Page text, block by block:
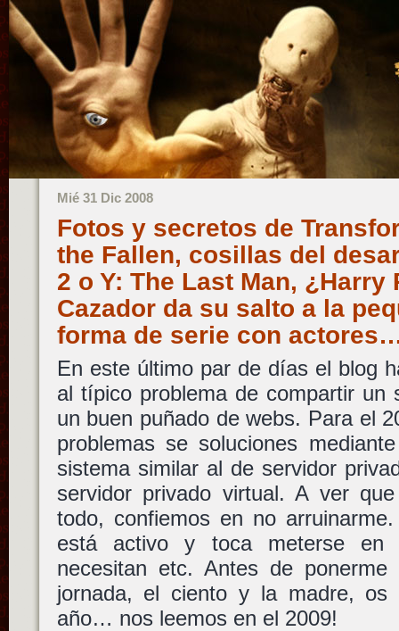
Mié 31 Dic 2008
Fotos y secretos de
the Fallen, cosillas del
2 o Y: The Last Man,
Cazador da su salto a la
forma de serie con
En este último par de días el blog
al típico problema de compartir un
un buen puñado de webs. Para el
problemas se soluciones
sistema similar al de servidor
servidor privado virtual. A ver
todo, confiemos en no
está activo y toca meterse en
necesitan etc. Antes de
jornada, el ciento y la madre,
año… nos leemos en el 2009!